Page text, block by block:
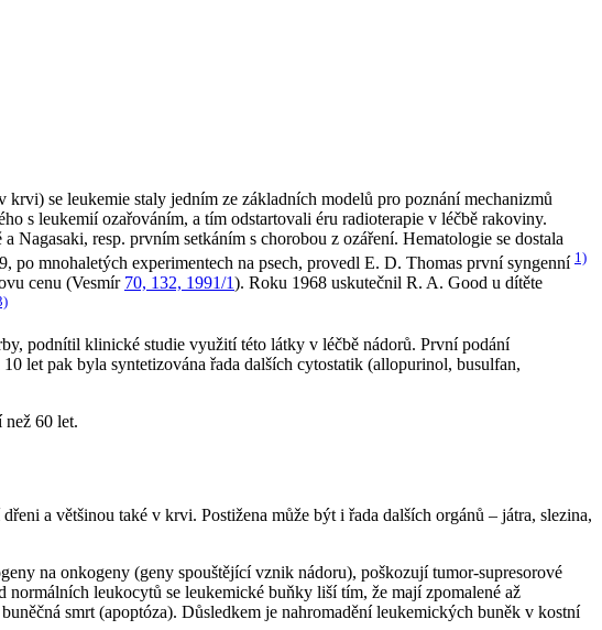
se leukemie staly jedním ze základních modelů pro poznání mechanizmů
s leukemií ozařováním, a tím odstartovali éru radioterapie v léčbě rakoviny.
resp. prvním setkáním s chorobou z ozáření. Hematologie se dostala
mnohaletých experimentech na psech, provedl E. D. Thomas první syngenní 1)
cenu (Vesmír 70, 132, 1991/1). Roku 1968 uskutečnil R. A. Good u dítěte
podnítil klinické studie využití této látky v léčbě nádorů. První podání
let pak byla syntetizována řada dalších cytostatik (allopurinol, busulfan,
60 let.
a většinou také v krvi. Postižena může být i řada dalších orgánů – játra, slezina,
na onkogeny (geny spouštějící vznik nádoru), poškozují tumor-supresorové
leukocytů se leukemické buňky liší tím, že mají zpomalené až
smrt (apoptóza). Důsledkem je nahromadění leukemických buněk v kostní